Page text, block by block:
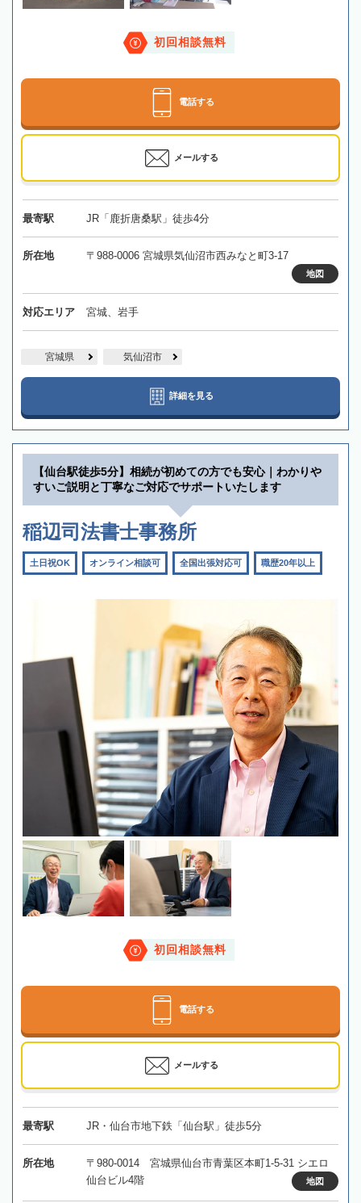
初回相談無料
電話する
メールする
最寄駅 JR「鹿折唐桑駅」徒歩4分
所在地 〒988-0006 宮城県気仙沼市西みなと町3-17
地図
対応エリア 宮城、岩手
宮城県 気仙沼市
詳細を見る
【仙台駅徒歩5分】相続が初めての方でも安心｜わかりや
すいご説明と丁寧なご対応でサポートいたします
稲辺司法書士事務所
土日祝OK オンライン相談可 全国出張対応可 職歴20年以上
初回相談無料
電話する
メールする
最寄駅 JR・仙台市地下鉄「仙台駅」徒歩5分
所在地
〒980-0014 宮城県仙台市青葉区本町1-5-31 シエロ
仙台ビル4階
地図